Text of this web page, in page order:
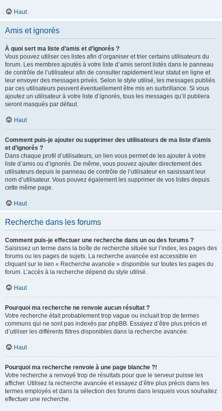
Haut
Amis et ignorés
À quoi sert ma liste d’amis et d’ignorés ?
Vous pouvez utiliser ces listes afin d’organiser et trier certains utilisateurs du
forum. Les membres ajoutés à votre liste d’amis seront listés dans le panneau
de contrôle de l’utilisateur afin de consulter rapidement leur statut en ligne et
leur envoyer des messages privés. Selon le style utilisé, les messages publiés
par ces utilisateurs peuvent éventuellement être mis en surbrillance. Si vous
ajoutez un utilisateur à votre liste d’ignorés, tous les messages qu’il publiera
seront masqués par défaut.
Haut
Comment puis-je ajouter ou supprimer des utilisateurs de ma liste d’amis
et d’ignorés ?
Dans chaque profil d’utilisateurs, un lien vous permet de les ajouter à votre
liste d’amis ou d’ignorés. De même, vous pouvez ajouter directement des
utilisateurs depuis le panneau de contrôle de l’utilisateur en saisissant leur
nom d’utilisateur. Vous pouvez également les supprimer de vos listes depuis
cette même page.
Haut
Recherche dans les forums
Comment puis-je effectuer une recherche dans un ou des forums ?
Saisissez un terme dans la boîte de recherche située sur l’index, les pages des
forums ou les pages de sujets. La recherche avancée est accessible en
cliquant sur le lien « Recherche avancée » disponible sur toutes les pages du
forum. L’accès à la recherche dépend du style utilisé.
Haut
Pourquoi ma recherche ne renvoie aucun résultat ?
Votre recherche était probablement trop vague ou incluait trop de termes
communs qui ne sont pas indexés par phpBB. Essayez d’être plus précis et
d’utiliser les différents filtres disponibles dans la recherche avancée.
Haut
Pourquoi ma recherche renvoie à une page blanche ?!
Votre recherche a renvoyé trop de résultats pour que le serveur puisse les
afficher. Utilisez la recherche avancée et essayez d’être plus précis dans les
termes employés et dans la sélection des forums dans lesquels vous souhaitez
effectuer une recherche.